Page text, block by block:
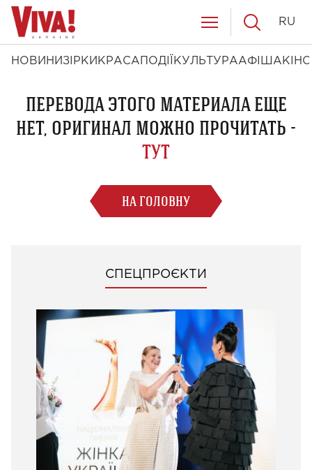
НОВИНИ ЗІРКИ КРАСА ПОДІЇ КУЛЬТУРААФІША КІНО
RU
ПЕРЕВОДА ЭТОГО МАТЕРИАЛА ЕЩЕ
НЕТ, ОРИГИНАЛ МОЖНО ПРОЧИТАТЬ -
ТУТ
НА ГОЛОВНУ
СПЕЦПРОЄКТИ